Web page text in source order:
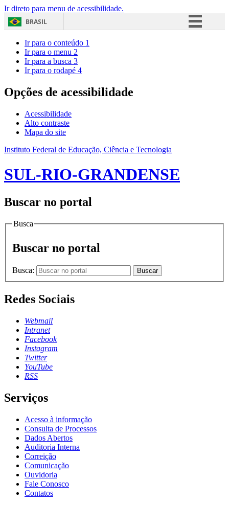
Ir direto para menu de acessibilidade.
BRASIL
Acesso à informação
Ir para o conteúdo 1
Ir para o menu 2
Ir para a busca 3
Ir para o rodapé 4
Opções de acessibilidade
Acessibilidade
Alto contraste
Mapa do site
Instituto Federal de Educação, Ciência e Tecnologia
SUL-RIO-GRANDENSE
Buscar no portal
Busca
Buscar no portal
Busca: Buscar
Redes Sociais
Webmail
Intranet
Facebook
Instagram
Twitter
YouTube
RSS
Serviços
Acesso à informação
Consulta de Processos
Dados Abertos
Auditoria Interna
Correição
Comunicação
Ouvidoria
Fale Conosco
Contatos